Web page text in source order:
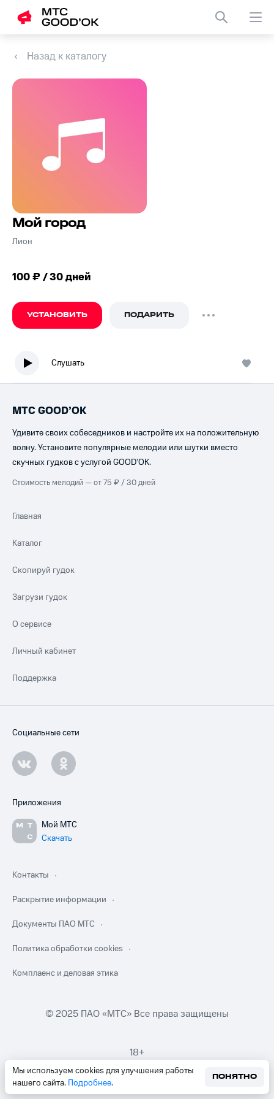
Назад к каталогу
Мой город
Лион
100 ₽ / 30 дней
УСТАНОВИТЬ ПОДАРИТЬ
Слушать
Мы используем cookies для улучшения работы
нашего сайта. Подробнее.
ПОНЯТНО
МТС GOOD’OK
Удивите своих собеседников и настройте их на положительную
волну. Установите популярные мелодии или шутки вместо
скучных гудков с услугой GOOD’OK.
Стоимость мелодий — от 75 ₽ / 30 дней
Главная
Каталог
Скопируй гудок
Загрузи гудок
О сервисе
Личный кабинет
Поддержка
Социальные сети
Приложения
Мой МТС
Скачать
Контакты
Раскрытие информации
Документы ПАО МТС
Политика обработки cookies
Комплаенс и деловая этика
© 2025 ПАО «МТС» Все права защищены
18+